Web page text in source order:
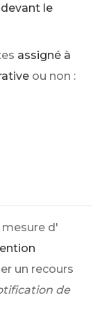
le
assigné à
ou non :
d'
un recours
de